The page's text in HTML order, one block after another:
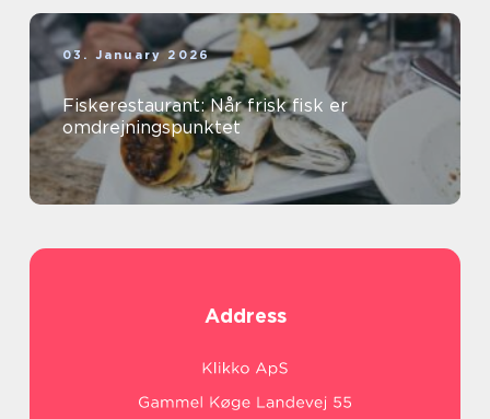
03. January 2026
Fiskerestaurant: Når frisk fisk er
omdrejningspunktet
Address